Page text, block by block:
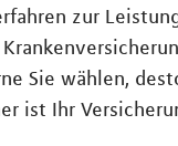
zur
Sie wählen,
ist Ihr